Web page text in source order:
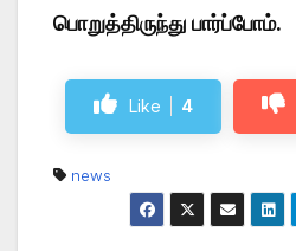
பொறுத்திருந்து பார்ப்போம்.
Like 4
news